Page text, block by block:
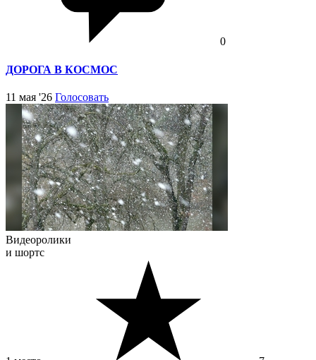
0
ДОРОГА В КОСМОС
11 мая '26 Голосовать
Видеоролики
и шортс